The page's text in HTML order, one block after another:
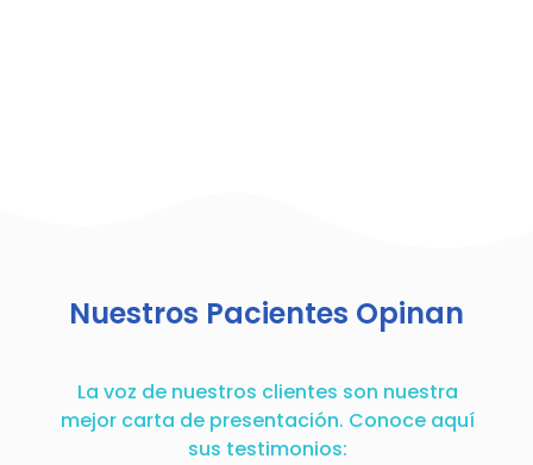
Nuestros Pacientes Opinan
La voz de nuestros clientes son nuestra
mejor carta de presentación. Conoce aquí
sus testimonios: